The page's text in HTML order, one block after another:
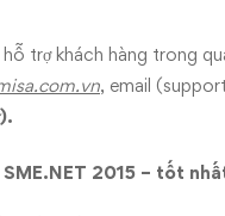
trợ khách hàng trong
, email (
).
2015 – tốt